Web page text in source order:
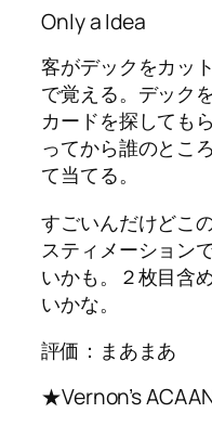
Only a Idea
客がデックをカッ
で覚える。デック
カードを探しても
ってから誰のとこ
て当てる。
すごいんだけどこ
スティメーション
いかも。２枚目含
いかな。
評価：まあまあ
★Vernon’s